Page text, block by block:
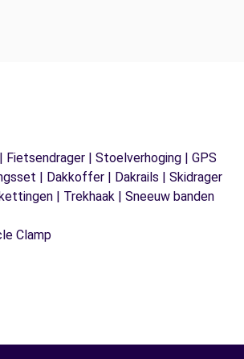
Fietsendrager | Stoelverhoging | GPS
| Dakkoffer | Dakrails | Skidrager
| Trekhaak | Sneeuw banden
Clamp